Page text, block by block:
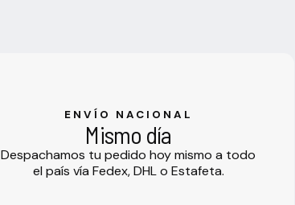
ENVÍO NACIONAL
Mismo día
Despachamos tu pedido hoy mismo a todo
el país vía Fedex, DHL o Estafeta.